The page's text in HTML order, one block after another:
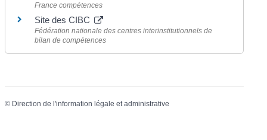
France compétences
Site des CIBC
Fédération nationale des centres interinstitutionnels de
bilan de compétences
© Direction de l'information légale et administrative